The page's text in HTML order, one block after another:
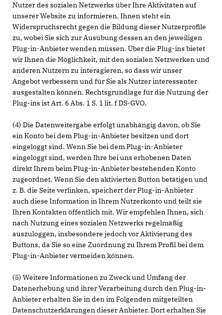
Nutzer des sozialen Netzwerks über Ihre Aktivitäten auf
unserer Website zu informieren. Ihnen steht ein
Widerspruchsrecht gegen die Bildung dieser Nutzerprofile
zu, wobei Sie sich zur Ausübung dessen an den jeweiligen
Plug-in-Anbieter wenden müssen. Über die Plug-ins bietet
wir Ihnen die Möglichkeit, mit den sozialen Netzwerken und
anderen Nutzern zu interagieren, so dass wir unser
Angebot verbessern und für Sie als Nutzer interessanter
ausgestalten können. Rechtsgrundlage für die Nutzung der
Plug-ins ist Art. 6 Abs. 1 S. 1 lit. f DS-GVO.
(4) Die Datenweitergabe erfolgt unabhängig davon, ob Sie
ein Konto bei dem Plug-in-Anbieter besitzen und dort
eingeloggt sind. Wenn Sie bei dem Plug-in-Anbieter
eingeloggt sind, werden Ihre bei uns erhobenen Daten
direkt Ihrem beim Plug-in-Anbieter bestehenden Konto
zugeordnet. Wenn Sie den aktivierten Button betätigen und
z. B. die Seite verlinken, speichert der Plug-in-Anbieter
auch diese Information in Ihrem Nutzerkonto und teilt sie
Ihren Kontakten öffentlich mit. Wir empfehlen Ihnen, sich
nach Nutzung eines sozialen Netzwerks regelmäßig
auszuloggen, insbesondere jedoch vor Aktivierung des
Buttons, da Sie so eine Zuordnung zu Ihrem Profil bei dem
Plug-in-Anbieter vermeiden können.
(5) Weitere Informationen zu Zweck und Umfang der
Datenerhebung und ihrer Verarbeitung durch den Plug-in-
Anbieter erhalten Sie in den im Folgenden mitgeteilten
Datenschutzerklärungen dieser Anbieter. Dort erhalten Sie